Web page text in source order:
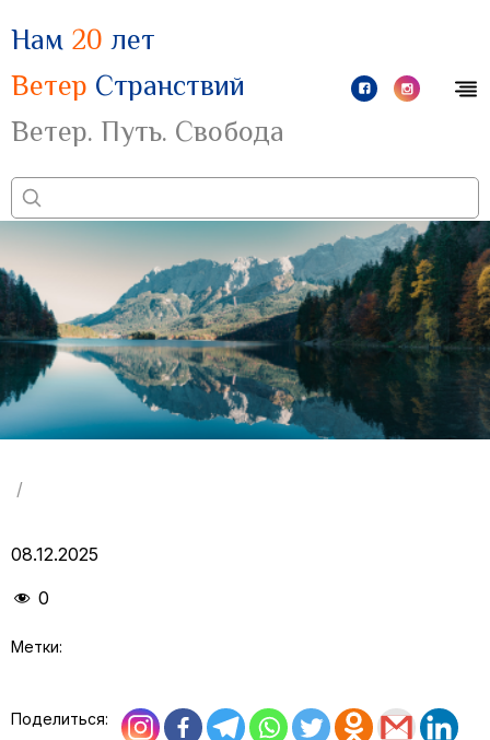
Нам 20 лет
Ветер Странствий
Ветер. Путь. Свобода
/
08.12.2025
0
Метки:
Поделиться: